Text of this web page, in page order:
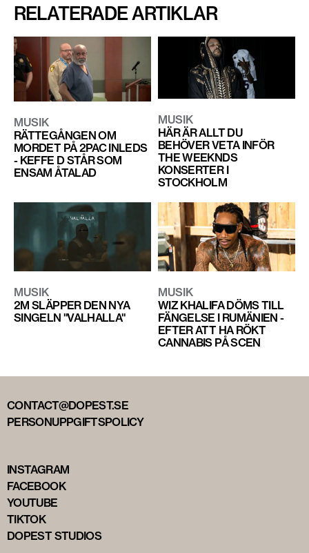
RELATERADE ARTIKLAR
MUSIK
RÄTTEGÅNGEN OM
MORDET PÅ 2PAC INLEDS
- KEFFE D STÅR SOM
ENSAM ÅTALAD
MUSIK
HÄR ÄR ALLT DU
BEHÖVER VETA INFÖR
THE WEEKNDS
KONSERTER I
STOCKHOLM
MUSIK
2M SLÄPPER DEN NYA
SINGELN "VALHALLA"
MUSIK
WIZ KHALIFA DÖMS TILL
FÄNGELSE I RUMÄNIEN -
EFTER ATT HA RÖKT
CANNABIS PÅ SCEN
CONTACT@DOPEST.SE
PERSONUPPGIFTSPOLICY
INSTAGRAM
FACEBOOK
YOUTUBE
TIKTOK
DOPEST STUDIOS